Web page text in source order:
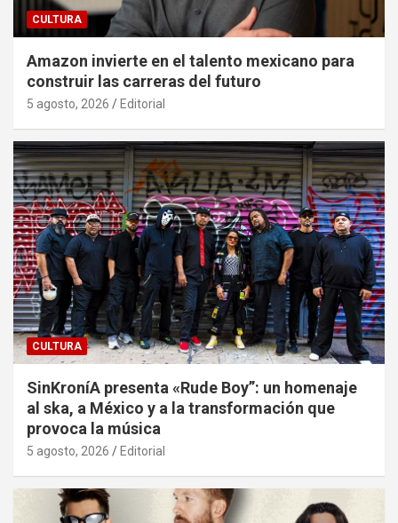
CULTURA
Amazon invierte en el talento mexicano para
construir las carreras del futuro
5 agosto, 2026 Editorial
CULTURA
SinKroníA presenta «Rude Boy”: un homenaje
al ska, a México y a la transformación que
provoca la música
5 agosto, 2026 Editorial